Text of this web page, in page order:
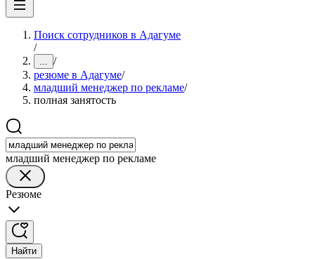
Поиск сотрудников в Адагуме
/
... /
резюме в Адагуме/
младший менеджер по рекламе/
полная занятость
младший менеджер по рекламе
Резюме
Найти